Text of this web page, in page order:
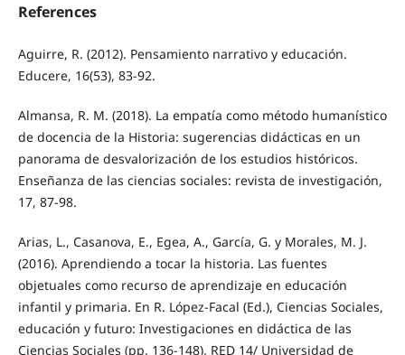
References
Aguirre, R. (2012). Pensamiento narrativo y educación.
Educere, 16(53), 83-92.
Almansa, R. M. (2018). La empatía como método humanístico
de docencia de la Historia: sugerencias didácticas en un
panorama de desvalorización de los estudios históricos.
Enseñanza de las ciencias sociales: revista de investigación,
17, 87-98.
Arias, L., Casanova, E., Egea, A., García, G. y Morales, M. J.
(2016). Aprendiendo a tocar la historia. Las fuentes
objetuales como recurso de aprendizaje en educación
infantil y primaria. En R. López-Facal (Ed.), Ciencias Sociales,
educación y futuro: Investigaciones en didáctica de las
Ciencias Sociales (pp. 136-148). RED 14/ Universidad de